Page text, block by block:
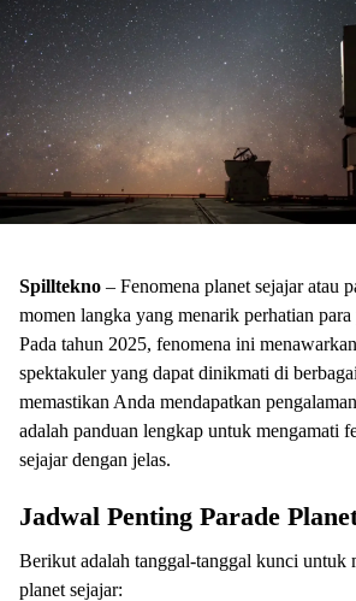
Spilltekno – Fenomena planet sejajar atau
momen langka yang menarik perhatian
Pada tahun 2025, fenomena ini
spektakuler yang dapat dinikmati di
memastikan Anda mendapatkan
adalah panduan lengkap untuk mengamati
sejajar dengan jelas.
Jadwal Penting Parade
Berikut adalah tanggal-tanggal kunci untuk
planet sejajar: